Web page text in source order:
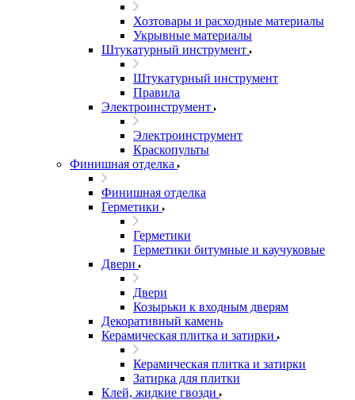
Хозтовары и расходные материалы
Укрывные материалы
Штукатурный инструмент
Штукатурный инструмент
Правила
Электроинструмент
Электроинструмент
Краскопульты
Финишная отделка
Финишная отделка
Герметики
Герметики
Герметики битумные и каучуковые
Двери
Двери
Козырьки к входным дверям
Декоративный камень
Керамическая плитка и затирки
Керамическая плитка и затирки
Затирка для плитки
Клей, жидкие гвозди